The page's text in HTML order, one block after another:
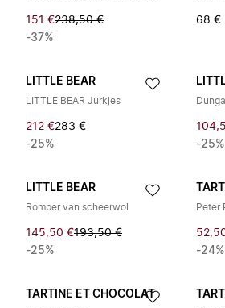
151 €238,50 €
-37%
68 €
LITTLE BEAR
LITTLE BEAR Jurkjes
212 €283 €
-25%
-25%
LITTLE BEAR
Romper van scheerwol
145,50 €193,50 €
-25%
Peter
-24%
TARTINE ET CHOCOLAT